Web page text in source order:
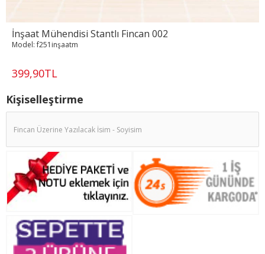
İnşaat Mühendisi Stantlı Fincan 002
399,90TL
Model: f251inşaatm
Kişiselleştirme